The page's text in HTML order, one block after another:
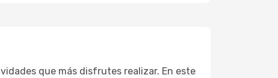
que más disfrutes realizar. En este